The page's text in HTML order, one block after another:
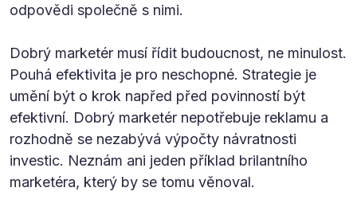
odpovědi společně s nimi.
Dobrý marketér musí řídit budoucnost, ne minulost.
Pouhá efektivita je pro neschopné. Strategie je
umění být o krok napřed před povinností být
efektivní. Dobrý marketér nepotřebuje reklamu a
rozhodně se nezabývá výpočty návratnosti
investic. Neznám ani jeden příklad brilantního
marketéra, který by se tomu věnoval.